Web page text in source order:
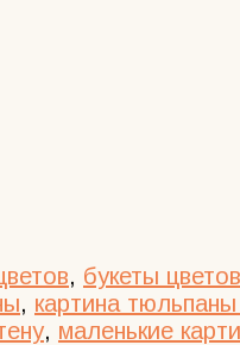
, букеты
, картина тюльпаны
, маленькие